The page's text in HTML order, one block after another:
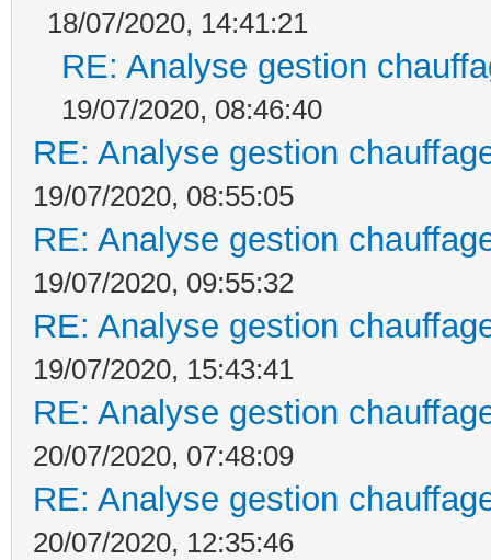
18/07/2020, 14:41:21
RE: Analyse gestion
19/07/2020, 08:46:40
RE: Analyse gestion
19/07/2020, 08:55:05
RE: Analyse gestion
19/07/2020, 09:55:32
RE: Analyse gestion
19/07/2020, 15:43:41
RE: Analyse gestion
20/07/2020, 07:48:09
RE: Analyse gestion
20/07/2020, 12:35:46